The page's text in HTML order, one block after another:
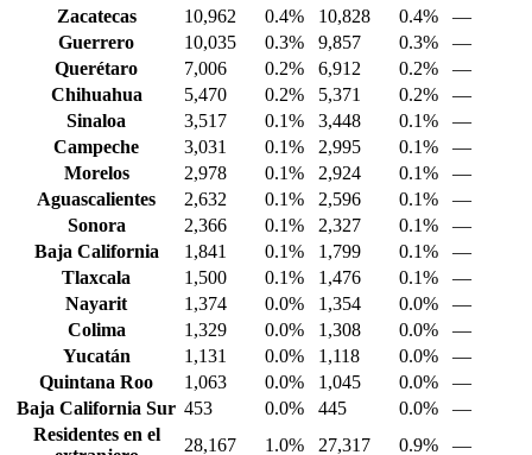
Zacatecas
10,962 0.4% 10,828 0.4%
—
Guerrero
10,035 0.3% 9,857 0.3%
—
Querétaro
7,006 0.2% 6,912 0.2%
—
Chihuahua
5,470 0.2% 5,371 0.2%
—
Sinaloa
3,517 0.1% 3,448 0.1%
—
Campeche
3,031 0.1% 2,995 0.1%
—
Morelos
2,978 0.1% 2,924 0.1%
—
Aguascalientes
2,632 0.1% 2,596 0.1%
—
Sonora
2,366 0.1% 2,327 0.1%
—
Baja California
1,841 0.1% 1,799 0.1%
—
Tlaxcala
1,500 0.1% 1,476 0.1%
—
Nayarit
1,374 0.0% 1,354 0.0%
—
Colima
1,329 0.0% 1,308 0.0%
—
Yucatán
1,131 0.0% 1,118 0.0%
—
Quintana Roo
1,063 0.0% 1,045 0.0%
—
Baja California Sur 453 0.0% 445 0.0%
—
Residentes en el
28,167 1.0% 27,317 0.9% —